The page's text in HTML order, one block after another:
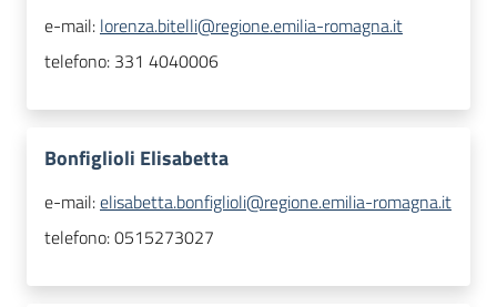
e-mail: lorenza.bitelli@regione.emilia-romagna.it
telefono: 331 4040006
Bonfiglioli Elisabetta
e-mail:elisabetta.bonfiglioli@regione.emilia-romagna.it
telefono:0515273027